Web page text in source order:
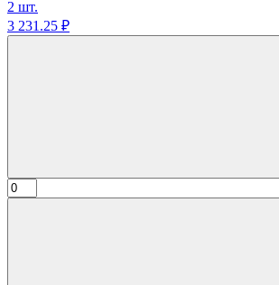
2 шт.
3 231.25 ₽